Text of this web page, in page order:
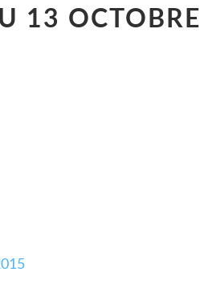
13 OCTOBRE